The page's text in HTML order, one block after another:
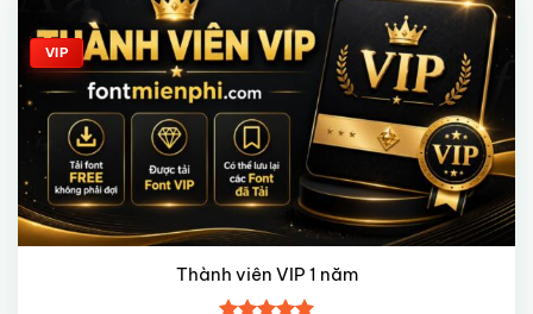
VIP
Thành viên VIP 1 năm